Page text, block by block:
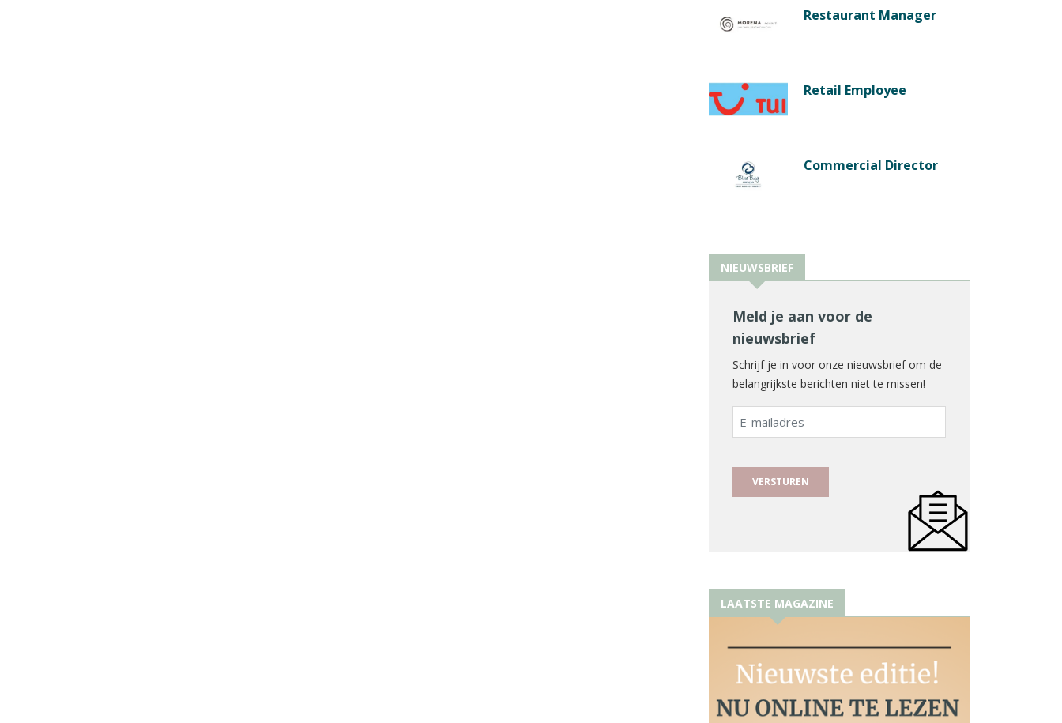
Restaurant Manager
Retail Employee
Commercial Director
NIEUWSBRIEF
Meld je aan voor de
nieuwsbrief
Schrijf je in voor onze nieuwsbrief om de
belangrijkste berichten niet te missen!
E-
mailadres
LAATSTE MAGAZINE